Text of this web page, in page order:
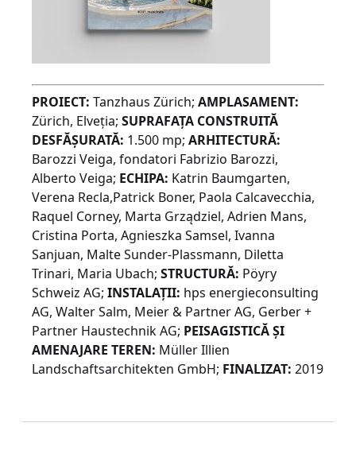
PROIECT: Tanzhaus Zürich; AMPLASAMENT:
Zürich, Elveția; SUPRAFAŢA CONSTRUITĂ
DESFĂŞURATĂ: 1.500 mp; ARHITECTURĂ:
Barozzi Veiga, fondatori Fabrizio Barozzi,
Alberto Veiga; ECHIPA: Katrin Baumgarten,
Verena Recla,Patrick Boner, Paola Calcavecchia,
Raquel Corney, Marta Grządziel, Adrien Mans,
Cristina Porta, Agnieszka Samsel, Ivanna
Sanjuan, Malte Sunder-Plassmann, Diletta
Trinari, Maria Ubach; STRUCTURĂ: Pöyry
Schweiz AG; INSTALAŢII: hps energieconsulting
AG, Walter Salm, Meier & Partner AG, Gerber +
Partner Haustechnik AG; PEISAGISTICĂ ŞI
AMENAJARE TEREN: Müller Illien
Landschaftsarchitekten GmbH; FINALIZAT: 2019